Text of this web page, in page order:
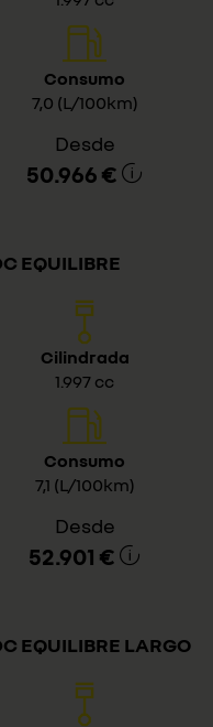
Consumo
7,0 (L/100km)
Desde
50.966 €
EQUILIBRE
Cilindrada
1.997 cc
Consumo
7,1 (L/100km)
Desde
52.901 €
EQUILIBRE LARGO